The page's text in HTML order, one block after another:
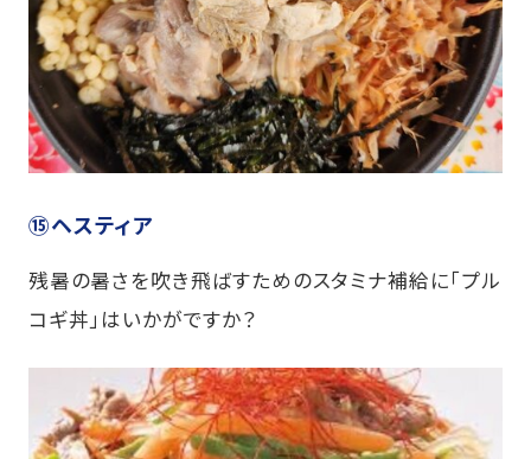
⑮ヘスティア
残暑の暑さを吹き飛ばすためのスタミナ補給に「プル
コギ丼」はいかがですか？